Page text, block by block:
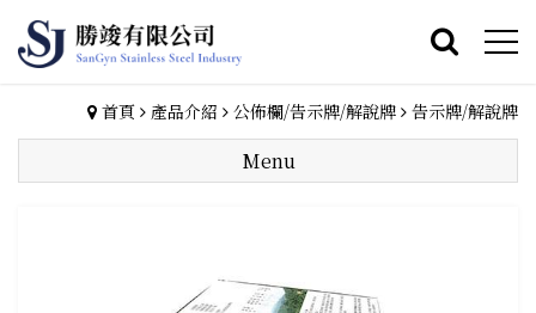
首頁 產品介紹 公佈欄/告示牌/解說牌 告示牌/解說牌
Menu